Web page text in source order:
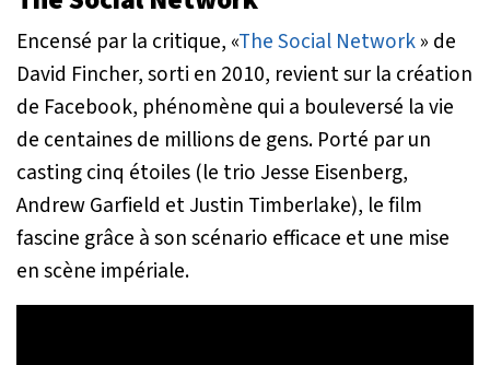
Encensé par la critique, «The Social Network» de
David Fincher, sorti en 2010, revient sur la création
de Facebook, phénomène qui a bouleversé la vie
de centaines de millions de gens. Porté par un
casting cinq étoiles (le trio Jesse Eisenberg,
Andrew Garfield et Justin Timberlake), le film
fascine grâce à son scénario efficace et une mise
en scène impériale.